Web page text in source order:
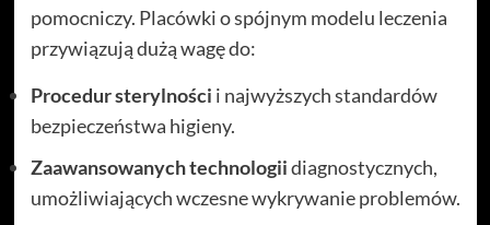
pomocniczy. Placówki o spójnym modelu leczenia
przywiązują dużą wagę do:
Procedur sterylności i najwyższych standardów
bezpieczeństwa higieny.
Zaawansowanych technologiidiagnostycznych,
umożliwiających wczesne wykrywanie problemów.